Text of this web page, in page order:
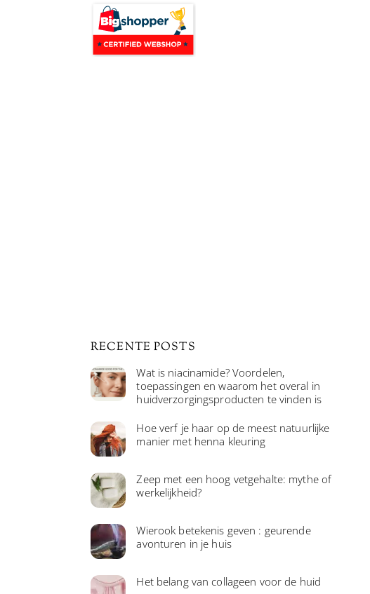
RECENTE POSTS
Wat is niacinamide? Voordelen,
toepassingen en waarom het overal in
huidverzorgingsproducten te vinden is
Hoe verf je haar op de meest natuurlijke
manier met henna kleuring
Zeep met een hoog vetgehalte: mythe of
werkelijkheid?
Wierook betekenis geven : geurende
avonturen in je huis
Het belang van collageen voor de huid